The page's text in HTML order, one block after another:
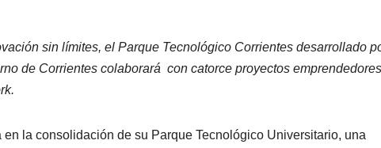
sin límites, el Parque Tecnológico Corrientes desarrollado
de Corrientes colaborará con catorce proyectos emprendedores
la consolidación de su Parque Tecnológico Universitario, una